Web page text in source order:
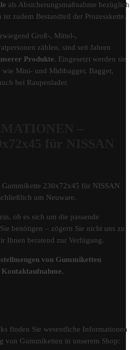
als Absicherungsmaßnahme bezüglich
zudem Bestandteil der Prozesskette.
Groß-, Mittel-,
zählen, sind seit Jahren
Produkte. Eingesetzt werden sie
Mini- und Midibagger, Bagger,
bei Raupenlader.
Gummikette 230x72x45 für NISSAN
um Neuware.
ob es sich um die passende
benötigen – zögern Sie nicht uns zu
Ihnen beratend zur Verfügung.
von Gummiketten
finden Sie wesentliche Informationen
von Gummiketten in unserem Shop: